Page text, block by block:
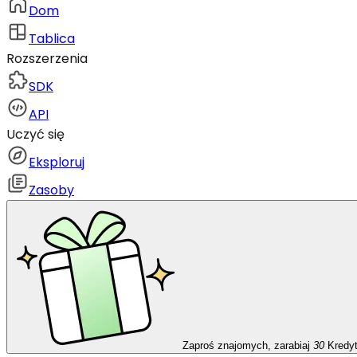
Dom
Tablica
Rozszerzenia
SDK
API
Uczyć się
Eksploruj
Zasoby
Zaproś znajomych, zarabiaj 30